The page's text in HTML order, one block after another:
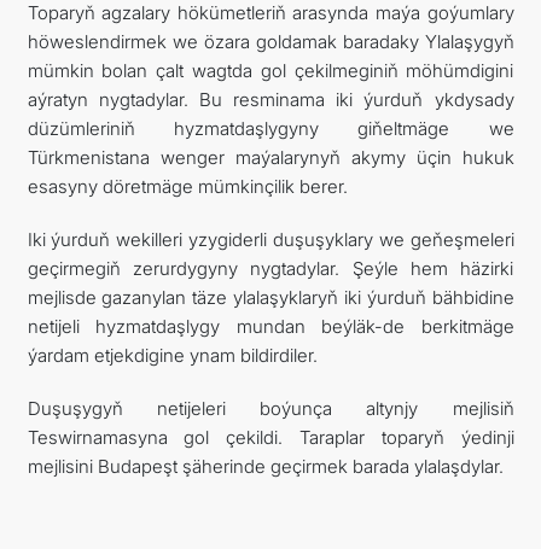
Toparyň agzalary hökümetleriň arasynda maýa goýumlary
höweslendirmek we özara goldamak baradaky Ylalaşygyň
mümkin bolan çalt wagtda gol çekilmeginiň möhümdigini
aýratyn nygtadylar. Bu resminama iki ýurduň ykdysady
düzümleriniň hyzmatdaşlygyny giňeltmäge we
Türkmenistana wenger maýalarynyň akymy üçin hukuk
esasyny döretmäge mümkinçilik berer.
Iki ýurduň wekilleri yzygiderli duşuşyklary we geňeşmeleri
geçirmegiň zerurdygyny nygtadylar. Şeýle hem häzirki
mejlisde gazanylan täze ylalaşyklaryň iki ýurduň bähbidine
netijeli hyzmatdaşlygy mundan beýläk-de berkitmäge
ýardam etjekdigine ynam bildirdiler.
Duşuşygyň netijeleri boýunça altynjy mejlisiň
Teswirnamasyna gol çekildi. Taraplar toparyň ýedinji
mejlisini Budapeşt şäherinde geçirmek barada ylalaşdylar.